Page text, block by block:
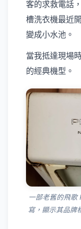
客的求救電話
槽洗衣機最近
變成小水池。
當我抵達現場
的經典機型。
一部老舊的飛歌
寫，顯示其品牌